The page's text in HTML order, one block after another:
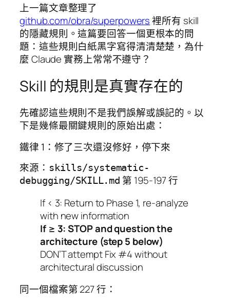
上一篇文章整理了
github.com/obra/superpowers裡所有 skill
的隱藏規則。這篇要回答一個更根本的問
題：這些規則白紙黑字寫得清清楚楚，為什
麼 Claude 實務上常常不遵守？
Skill 的規則是真實存在的
先確認這些規則不是我們誤解或誤記的。以
下是幾條最關鍵規則的原始出處：
鐵律 1：修了三次還沒修好，停下來
來源： skills/systematic-
debugging/SKILL.md 第 195-197 行
If < 3: Return to Phase 1, re-analyze
with new information
If ≥ 3: STOP and question the
architecture (step 5 below)
DON’T attempt Fix #4 without
architectural discussion
同一個檔案第 227 行：